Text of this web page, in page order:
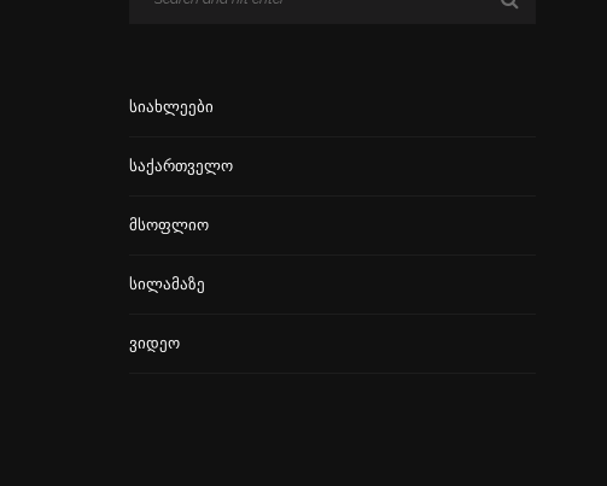
Სიახლეები
Საქართველო
Მსოფლიო
Სილამაზე
Ვიდეო